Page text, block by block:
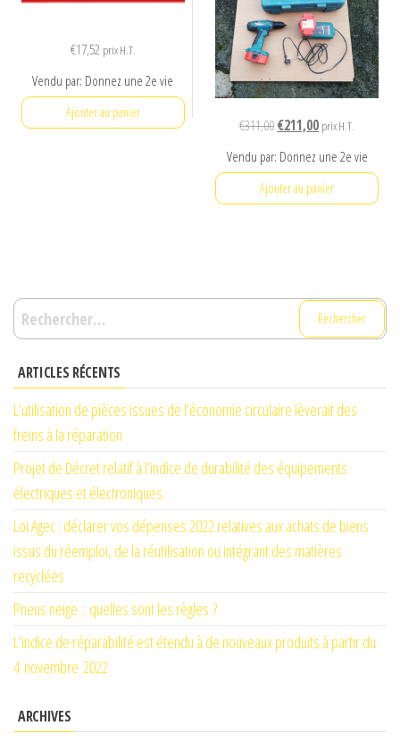
€17,52 prix H.T.
Vendu par: Donnez une 2e vie
Ajouter au panier
€311,00Le
initial
était :
€311,00.
€211,00Le
actuel
est :
€211,00.
prix H.T.
Vendu par: Donnez une 2e vie
Ajouter au panier
Rechercher :
ARTICLES RÉCENTS
L’utilisation de pièces issues de l’économie circulaire lèverait des
freins à la réparation
Projet de Décret relatif à l’indice de durabilité des équipements
électriques et électroniques.
Loi Agec : déclarer vos dépenses 2022 relatives aux achats de biens
issus du réemploi, de la réutilisation ou intégrant des matières
recyclées
Pneus neige : quelles sont les règles ?
L’indice de réparabilité est étendu à de nouveaux produits à partir du
4 novembre 2022
ARCHIVES